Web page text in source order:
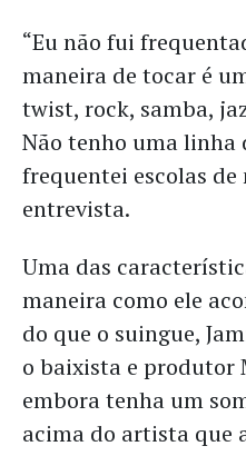
“Eu não fui
maneira de tocar é
twist, rock, samba,
Não tenho uma linha
frequentei escolas de
entrevista.
Uma das
maneira como ele
do que o suingue,
o baixista e produtor
embora tenha um
acima do artista que